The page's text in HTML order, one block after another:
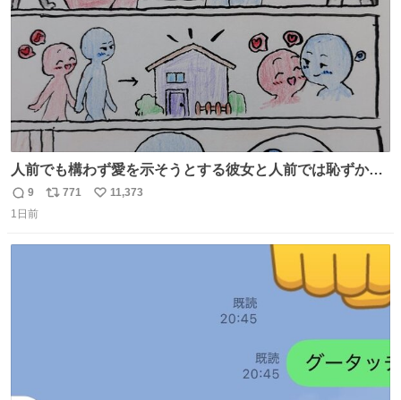
人前でも構わず愛を示そうとする彼女と人前では恥ずかし
いけど彼女を死ぬほど愛している彼氏 同士いませんか✋️
返
信
9
リ
771
い
11,373
1日前